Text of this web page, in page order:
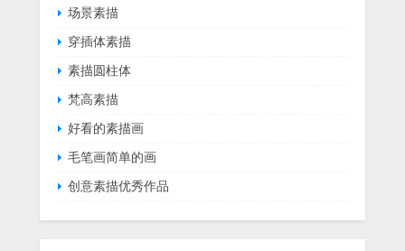
场景素描
穿插体素描
素描圆柱体
梵高素描
好看的素描画
毛笔画简单的画
创意素描优秀作品